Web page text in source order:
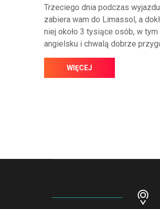
Trzeciego dnia podczas
zabiera wam do Limassol, a
niej około 3 tysiące osób, w
angielsku i chwalą dobrze
WIĘCEJ